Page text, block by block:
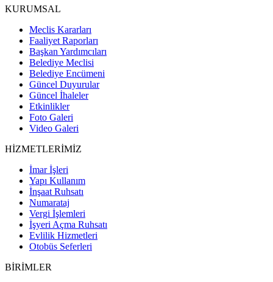
KURUMSAL
Meclis Kararları
Faaliyet Raporları
Başkan Yardımcıları
Belediye Meclisi
Belediye Encümeni
Güncel Duyurular
Güncel İhaleler
Etkinlikler
Foto Galeri
Video Galeri
HİZMETLERİMİZ
İmar İşleri
Yapı Kullanım
İnşaat Ruhsatı
Numarataj
Vergi İşlemleri
İşyeri Açma Ruhsatı
Evlilik Hizmetleri
Otobüs Seferleri
BİRİMLER